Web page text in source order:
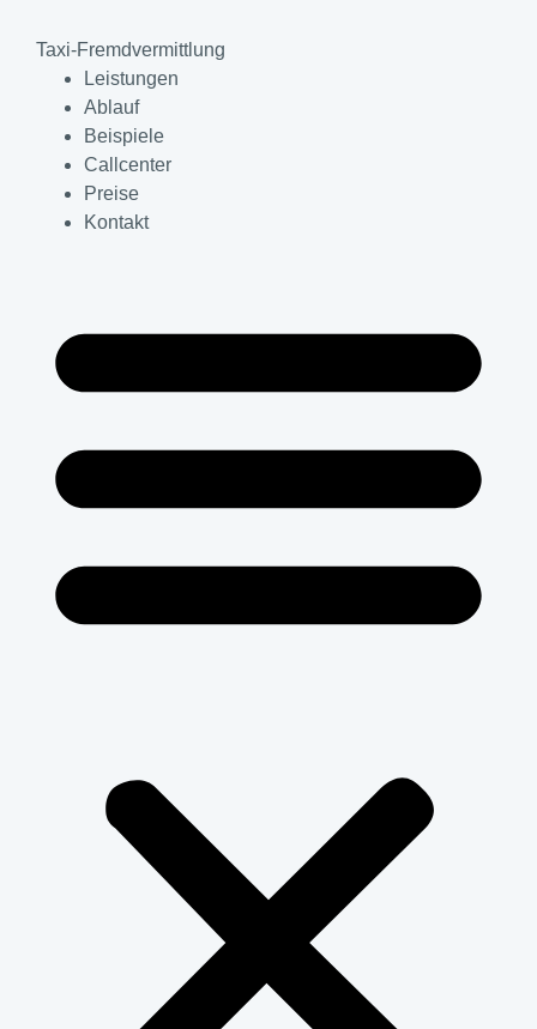
Taxi-Fremdvermittlung
Leistungen
Ablauf
Beispiele
Callcenter
Preise
Kontakt